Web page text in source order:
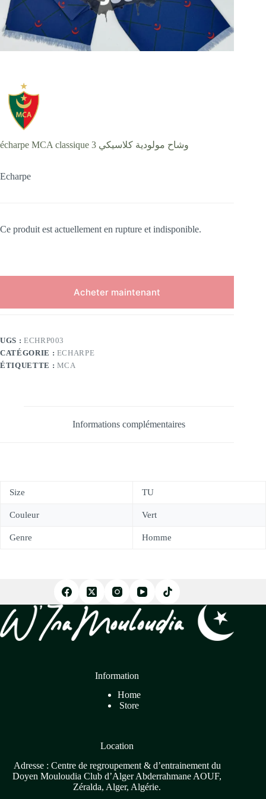
écharpe MCA classique وشاح مولودية كلاسيكي 3
Echarpe
Ce produit est actuellement en rupture et indisponible.
Acheter maintenant
UGS : ECHRP003
CATÉGORIE : ECHARPE
ÉTIQUETTE : MCA
Informations complémentaires
Size TU
Couleur Vert
Genre Homme
Information
Home
Store
Location
Adresse : Centre de regroupement & d’entrainement du
Doyen Mouloudia Club d’Alger Abderrahmane AOUF,
Zéralda, Alger, Algérie.